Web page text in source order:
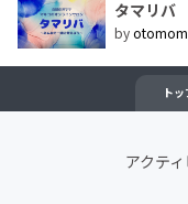
タマリバ
by
トッ
アクテ